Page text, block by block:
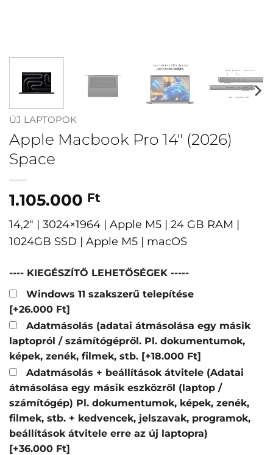
ÚJ LAPTOPOK
Apple Macbook Pro 14″ (2026)
Space
1.105.000 Ft
14,2″ | 3024×1964 | Apple M5 | 24 GB RAM |
1024GB SSD | Apple M5 | macOS
---- KIEGÉSZÍTŐ LEHETŐSÉGEK -----
Windows 11 szakszerű telepítése
[+26.000 Ft]
Adatmásolás (adatai átmásolása egy másik
laptopról / számítógépről. Pl. dokumentumok,
képek, zenék, filmek, stb. [+18.000 Ft]
Adatmásolás + beállítások átvitele (Adatai
átmásolása egy másik eszközről (laptop /
számítógép) Pl. dokumentumok, képek, zenék,
filmek, stb. + kedvencek, jelszavak, programok,
beállítások átvitele erre az új laptopra)
[+36.000 Ft]